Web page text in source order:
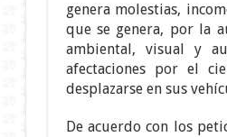
genera molestias,
que se genera, por la
ambiental, visual y
afectaciones por el
desplazarse en sus
De acuerdo con los